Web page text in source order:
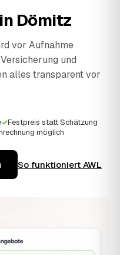
Dömitz
vor Aufnahme
und
alles transparent vor
✓Festpreis statt Schätzung
möglich
So funktioniert AWL